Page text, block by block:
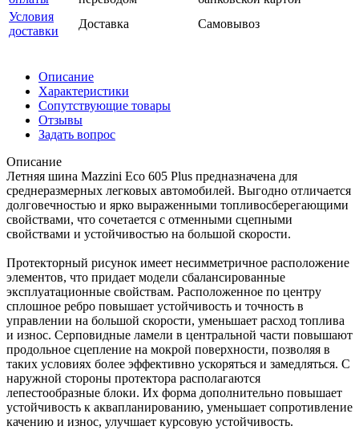
Условия
доставки
Доставка Самовывоз
Описание
Характеристики
Сопутствующие товары
Отзывы
Задать вопрос
Описание
Летняя шина Mazzini Eco 605 Plus предназначена для
среднеразмерных легковых автомобилей. Выгодно отличается
долговечностью и ярко выраженными топливосберегающими
свойствами, что сочетается с отменными сцепными
свойствами и устойчивостью на большой скорости.
Протекторный рисунок имеет несимметричное расположение
элементов, что придает модели сбалансированные
эксплуатационные свойствам. Расположенное по центру
сплошное ребро повышает устойчивость и точность в
управлении на большой скорости, уменьшает расход топлива
и износ. Серповидные ламели в центральной части повышают
продольное сцепление на мокрой поверхности, позволяя в
таких условиях более эффективно ускоряться и замедляться. С
наружной стороны протектора располагаются
лепестообразные блоки. Их форма дополнительно повышает
устойчивость к аквапланированию, уменьшает сопротивление
качению и износ, улучшает курсовую устойчивость.